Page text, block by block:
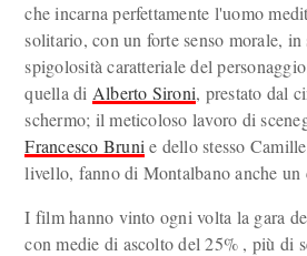
che incarna perfettamente l'uomo
solitario, con un forte senso morale,
spigolosità caratteriale del
quella di Alberto Sironi, prestato dal
schermo; il meticoloso lavoro di
Francesco Bruni e dello stesso
livello, fanno di Montalbano anche un
I film hanno vinto ogni volta la gara
con medie di ascolto del 25% , più di